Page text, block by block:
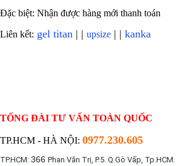
Đặc biệt: Nhận được hàng mới thanh toán
Liên kết: gel titan | | upsize | | kanka
TỔNG ĐÀI TƯ VẤN TOÀN QUỐC
TP.HCM - HÀ NỘI: 0977.230.605
TP.HCM: 366 Phan Văn Trị, P.5. Q.Gò Vấp, Tp.HCM.